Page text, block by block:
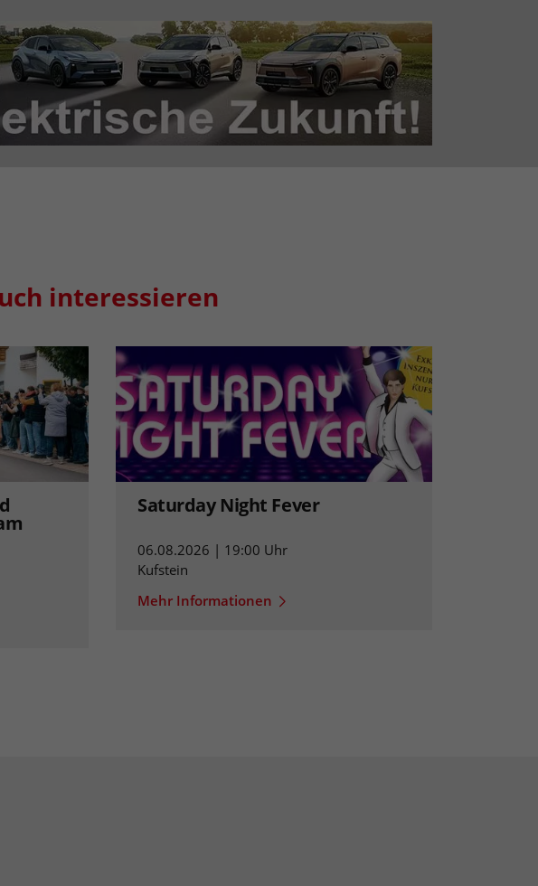
interessieren
Saturday Night Fever
06.08.2026 | 19:00 Uhr
Kufstein
Mehr Informationen